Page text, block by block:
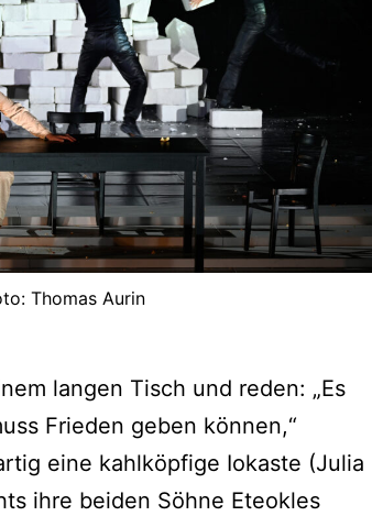
Thomas Aurin
langen Tisch und reden: „Es
Frieden geben können,“
eine kahlköpfige Iokaste (Julia
ihre beiden Söhne Eteokles